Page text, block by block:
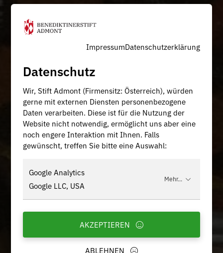
ImpressumDatenschutzerklärung
Datenschutz
Wir, Stift Admont (Firmensitz: Österreich), würden
gerne mit externen Diensten personenbezogene
Daten verarbeiten. Diese ist für die Nutzung der
Website nicht notwendig, ermöglicht uns aber eine
noch engere Interaktion mit Ihnen. Falls
gewünscht, treffen Sie bitte eine Auswahl:
Google Analytics
Google LLC, USA
Mehr...
ABLEHNEN
AKZEPTIEREN